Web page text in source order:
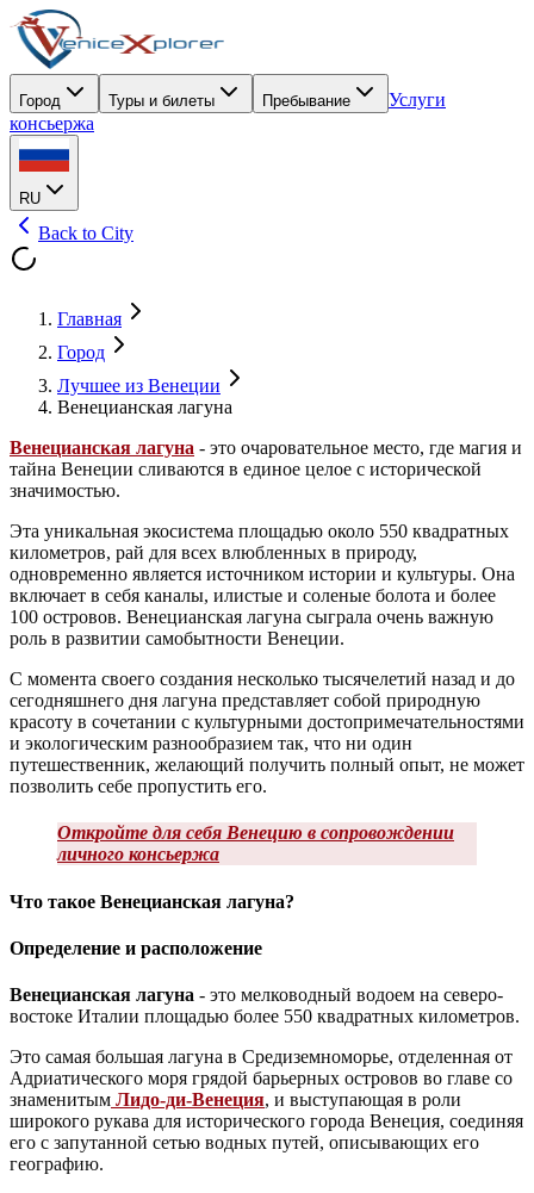
Город Туры и билеты Пребывание
Услуги
консьержа
RU
Back to City
Главная
Город
Лучшее из Венеции
Венецианская лагуна
Венецианская лагуна - это очаровательное место, где магия и
тайна Венеции сливаются в единое целое с исторической
значимостью.
Эта уникальная экосистема площадью около 550 квадратных
километров, рай для всех влюбленных в природу,
одновременно является источником истории и культуры. Она
включает в себя каналы, илистые и соленые болота и более
100 островов. Венецианская лагуна сыграла очень важную
роль в развитии самобытности Венеции.
С момента своего создания несколько тысячелетий назад и до
сегодняшнего дня лагуна представляет собой природную
красоту в сочетании с культурными достопримечательностями
и экологическим разнообразием так, что ни один
путешественник, желающий получить полный опыт, не может
позволить себе пропустить его.
Откройте для себя Венецию в сопровождении
личного консьержа
Что такое Венецианская лагуна?
Определение и расположение
Венецианская лагуна - это мелководный водоем на северо-
востоке Италии площадью более 550 квадратных километров.
Это самая большая лагуна в Средиземноморье, отделенная от
Адриатического моря грядой барьерных островов во главе со
знаменитым Лидо-ди-Венеция, и выступающая в роли
широкого рукава для исторического города Венеция, соединяя
его с запутанной сетью водных путей, описывающих его
географию.